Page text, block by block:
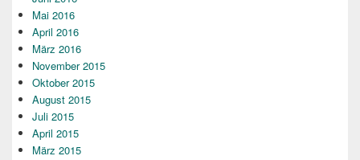
Mai 2016
April 2016
März 2016
November 2015
Oktober 2015
August 2015
Juli 2015
April 2015
März 2015